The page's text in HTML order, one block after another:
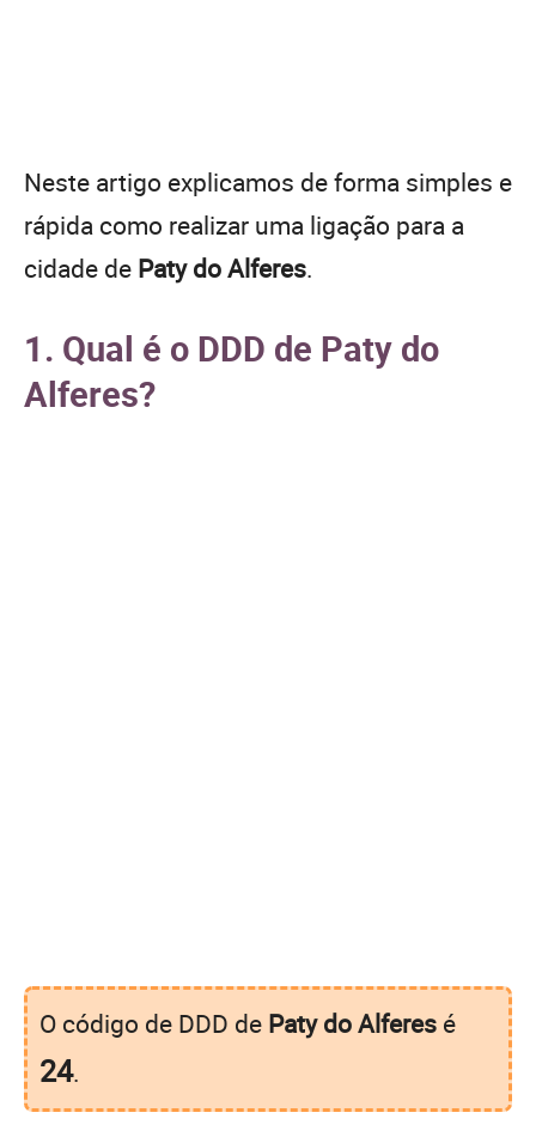
Neste artigo explicamos de forma simples e
rápida como realizar uma ligação para a
cidade de Paty do Alferes.
1. Qual é o DDD de Paty do
Alferes?
O código de DDD de Paty do Alferes é
24.